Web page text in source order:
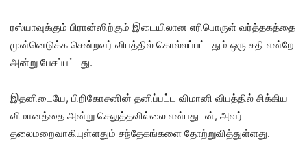
ரஸ்யாவுக்கும் பிரான்ஸிற்கும் இடையிலான எரிபொருள் வர்த்தகத்தை
முன்னெடுக்க சென்றவர் விபத்தில் கொல்லப்பட்டதும் ஒரு சதி என்றே
அன்று பேசப்பட்டது.
இதனிடையே, பிறிகோசனின் தனிப்பட்ட விமானி விபத்தில் சிக்கிய
விமானத்தை அன்று செலுத்தவில்லை என்பதுடன், அவர்
தலைமறைவாகியுள்ளதும் சந்தேகங்களை தோற்றுவித்துள்ளது.